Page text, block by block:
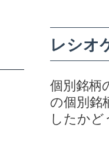
レシオ
個別銘柄
の個別銘
したか